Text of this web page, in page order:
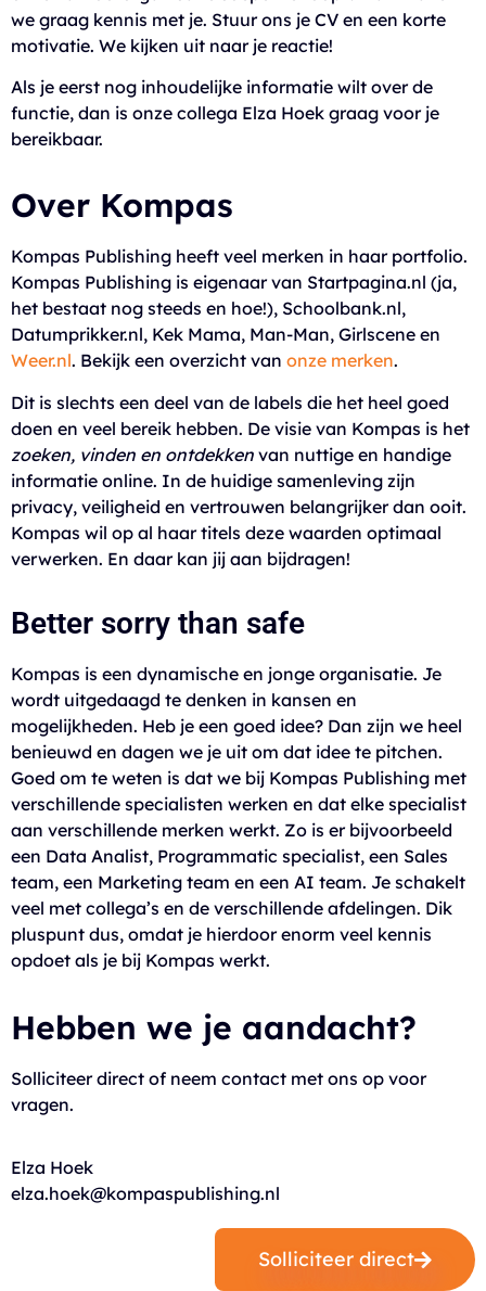
we graag kennis met je. Stuur ons je CV en een korte
motivatie. We kijken uit naar je reactie!
Als je eerst nog inhoudelijke informatie wilt over de
functie, dan is onze collega Elza Hoek graag voor je
bereikbaar.
Over Kompas
Kompas Publishing heeft veel merken in haar portfolio.
Kompas Publishing is eigenaar van Startpagina.nl (ja,
het bestaat nog steeds en hoe!), Schoolbank.nl,
Datumprikker.nl, Kek Mama, Man-Man, Girlscene en
Weer.nl. Bekijk een overzicht van onze merken.
Dit is slechts een deel van de labels die het heel goed
doen en veel bereik hebben. De visie van Kompas is het
zoeken, vinden en ontdekken van nuttige en handige
informatie online. In de huidige samenleving zijn
privacy, veiligheid en vertrouwen belangrijker dan ooit.
Kompas wil op al haar titels deze waarden optimaal
verwerken. En daar kan jij aan bijdragen!
Better sorry than safe
Kompas is een dynamische en jonge organisatie. Je
wordt uitgedaagd te denken in kansen en
mogelijkheden. Heb je een goed idee? Dan zijn we heel
benieuwd en dagen we je uit om dat idee te pitchen.
Goed om te weten is dat we bij Kompas Publishing met
verschillende specialisten werken en dat elke specialist
aan verschillende merken werkt. Zo is er bijvoorbeeld
een Data Analist, Programmatic specialist, een Sales
team, een Marketing team en een AI team. Je schakelt
veel met collega’s en de verschillende afdelingen. Dik
pluspunt dus, omdat je hierdoor enorm veel kennis
opdoet als je bij Kompas werkt.
Hebben we je aandacht?
Solliciteer direct of neem contact met ons op voor
vragen.
Elza Hoek
elza.hoek@kompaspublishing.nl
Solliciteer direct